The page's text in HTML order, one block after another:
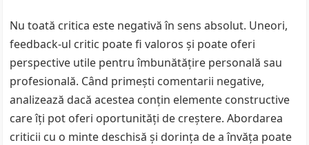
Nu toată critica este negativă în sens absolut. Uneori,
feedback-ul critic poate fi valoros și poate oferi
perspective utile pentru îmbunătățire personală sau
profesională. Când primești comentarii negative,
analizează dacă acestea conțin elemente constructive
care îți pot oferi oportunități de creștere. Abordarea
criticii cu o minte deschisă și dorința de a învăța poate